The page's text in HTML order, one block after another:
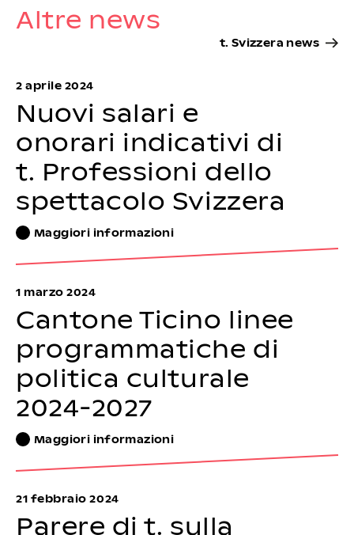
Altre news
t. Svizzera news
2 aprile 2024
Nuovi salari e
onorari indicativi di
t. Professioni dello
spettacolo Svizzera
Maggiori informazioni
1 marzo 2024
Cantone Ticino linee
programmatiche di
politica culturale
2024-2027
Maggiori informazioni
21 febbraio 2024
Parere di t. sulla